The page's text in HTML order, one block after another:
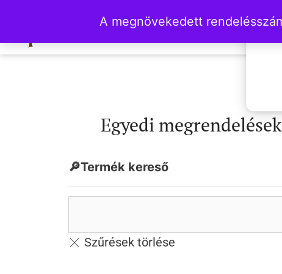
A megnövekedett
Egyedi
🔎Termék kereső